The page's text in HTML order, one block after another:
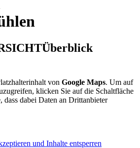
Überblick
von Google Maps. Um auf
klicken Sie auf die Schaltfläche
dass dabei Daten an Drittanbieter
und Inhalte entsperren